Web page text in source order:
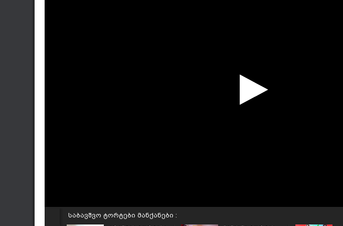
საბავშვო ტორტები მანქანები :